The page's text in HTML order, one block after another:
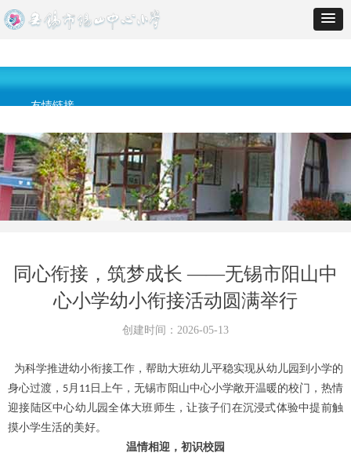
友情链接
同心衔接，筑梦成长 ——无锡市阳山中
心小学幼小衔接活动圆满举行
创建时间： 2026-05-13
为科学推进幼小衔接工作，帮助大班幼儿平稳实现从幼儿园到小学的
身心过渡， 5月 11 日上午，无锡市阳山中心小学敞开温暖的校门，热情
迎接陆区中心幼儿园全体大班师生，让孩子们在沉浸式体验中提前触
摸小学生活的美好。
温情相迎，初识校园